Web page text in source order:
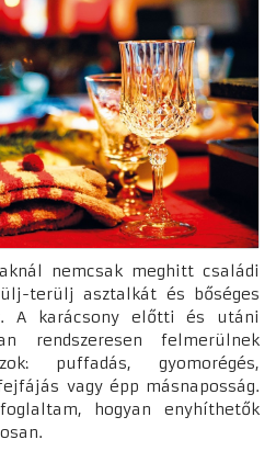
nemcsak meghitt családi
terülj asztalkát és bőséges
A karácsony előtti és utáni
rendszeresen felmerülnek
puffadás, gyomorégés,
vagy épp másnaposság.
hogyan enyhíthetők